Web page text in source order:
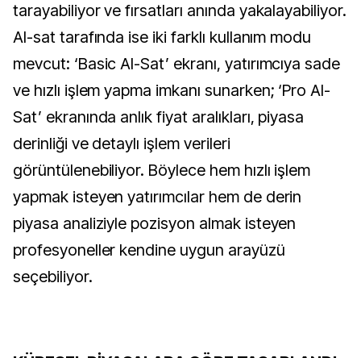
tarayabiliyor ve fırsatları anında yakalayabiliyor.
Al-sat tarafında ise iki farklı kullanım modu
mevcut: ‘Basic Al-Sat’ ekranı, yatırımcıya sade
ve hızlı işlem yapma imkanı sunarken; ‘Pro Al-
Sat’ ekranında anlık fiyat aralıkları, piyasa
derinliği ve detaylı işlem verileri
görüntülenebiliyor. Böylece hem hızlı işlem
yapmak isteyen yatırımcılar hem de derin
piyasa analiziyle pozisyon almak isteyen
profesyoneller kendine uygun arayüzü
seçebiliyor.